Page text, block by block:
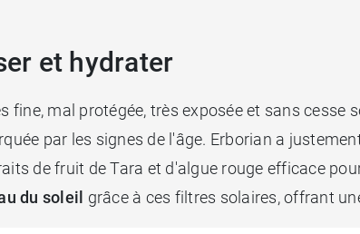
et hydrater
fine, mal protégée, très exposée et sans cesse
par les signes de l'âge. Erborian a
de fruit de Tara et d'algue rouge efficace
du soleil grâce à ces filtres solaires, offrant